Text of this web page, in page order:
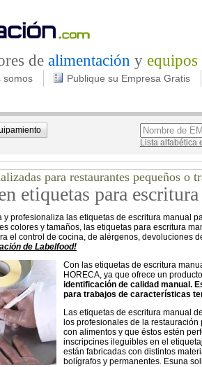
de alimentación y equipos
somos Publique su Empresa Gratis
Lista alfabética
para restaurantes pequeños o
etiquetas para
y profesionaliza las etiquetas de escritura manual
colores y tamaños, las etiquetas para escritura
el control de cocina, de alérgenos, devoluciones
de Labelfood!
Con las etiquetas de escritura
HORECA, ya que ofrece un
identificación de calidad manual.
para trabajos de características
Las etiquetas de escritura manual
los profesionales de la
con alimentos y que éstos estén
inscripcines ileguibles en el
están fabricadas con distintos
bolígrafos y permanentes. Esuna